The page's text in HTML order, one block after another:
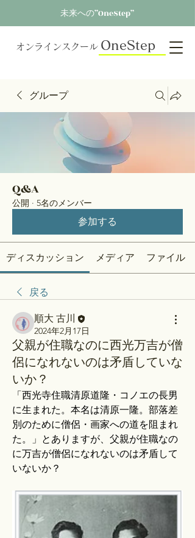
未来への”OneStep”
オンラインスクール OneStep
グループ
Q&A
公開 · 5名のメンバー
参加する
ディスカッション メディア ファイル
戻る
順大 古川
2024年2月17日
父親が住職なのに西光万吉が僧
侶になれないのは矛盾していな
いか？
「西光寺住職清原道隆・コノエの長男
に生まれた。本名は清原一隆。部落差
別のために僧侶・画家への道を阻まれ
た。」とありますが、父親が住職なの
に万吉が僧侶になれないのは矛盾して
いないか？